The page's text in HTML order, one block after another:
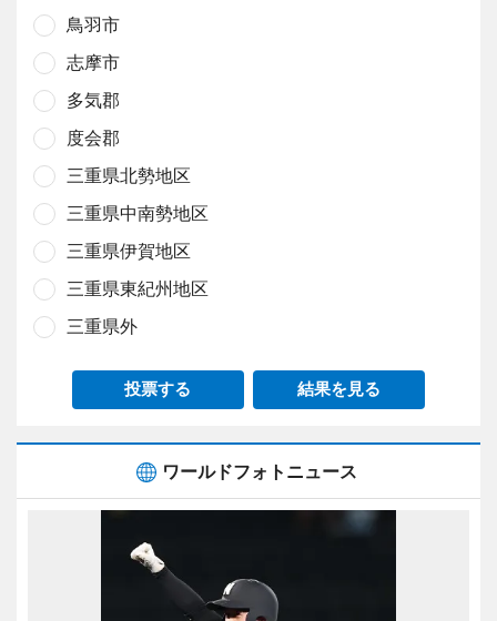
鳥羽市
志摩市
多気郡
度会郡
三重県北勢地区
三重県中南勢地区
三重県伊賀地区
三重県東紀州地区
三重県外
投票する 結果を見る
ワールドフォトニュース